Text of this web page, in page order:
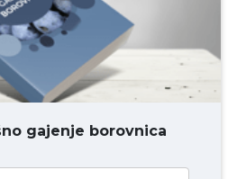
KOMENTAR
gajenje borovnica